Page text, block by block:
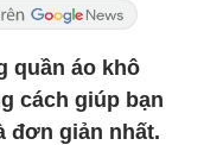
quần áo khô
cách giúp bạn
đơn giản nhất.